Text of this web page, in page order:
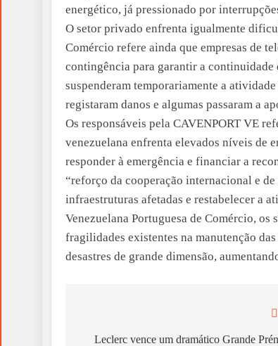
energético, já pressionado por
O setor privado enfrenta igualmente
Comércio refere ainda que empresas de
contingência para garantir a continuidade
suspenderam temporariamente a
registaram danos e algumas passaram a
Os responsáveis pela CAVENPORT VE
venezuelana enfrenta elevados níveis de
responder à emergência e financiar a
“reforço da cooperação internacional e
infraestruturas afetadas e restabelecer a
Venezuelana Portuguesa de Comércio,
fragilidades existentes na manutenção
desastres de grande dimensão,
navigation
Leclerc vence um dramático Grande